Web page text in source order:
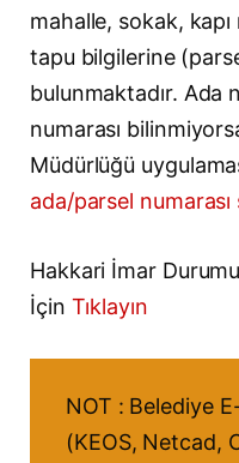
mahalle, sokak,
tapu bilgilerine
bulunmaktadır. Ada
numarası
Müdürlüğü
ada/parsel numarası
Hakkari İmar
İçin Tıklayın
NOT : Belediye
(KEOS, Netcad,